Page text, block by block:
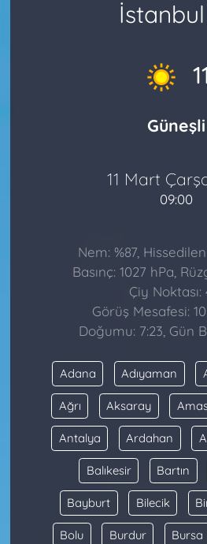
İstanbul
Güneşli
11 Mart
09:00
Nem: %87, Hissedilen
Basınç: 1027 hPa,
Çiy Noktası:
Görüş Mesafesi:
Doğumu: 7:23, Gün
Adana Adıyaman
Ağrı Aksaray
Antalya Ardahan
Balıkesir Bartın
Bayburt Bilecik
Bolu Burdur Bursa